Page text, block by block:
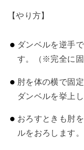
【やり方】
ダンベルを逆手
す。（※完全に固
肘を体の横で固
ダンベルを挙上
おろすときも肘
ルをおろします。